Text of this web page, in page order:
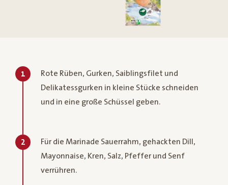
1
Rote Rüben, Gurken, Saiblingsfilet und
Delikatessgurken in kleine Stücke schneiden
und in eine große Schüssel geben.
2
Für die Marinade Sauerrahm, gehackten Dill,
Mayonnaise, Kren, Salz, Pfeffer und Senf
verrühren.